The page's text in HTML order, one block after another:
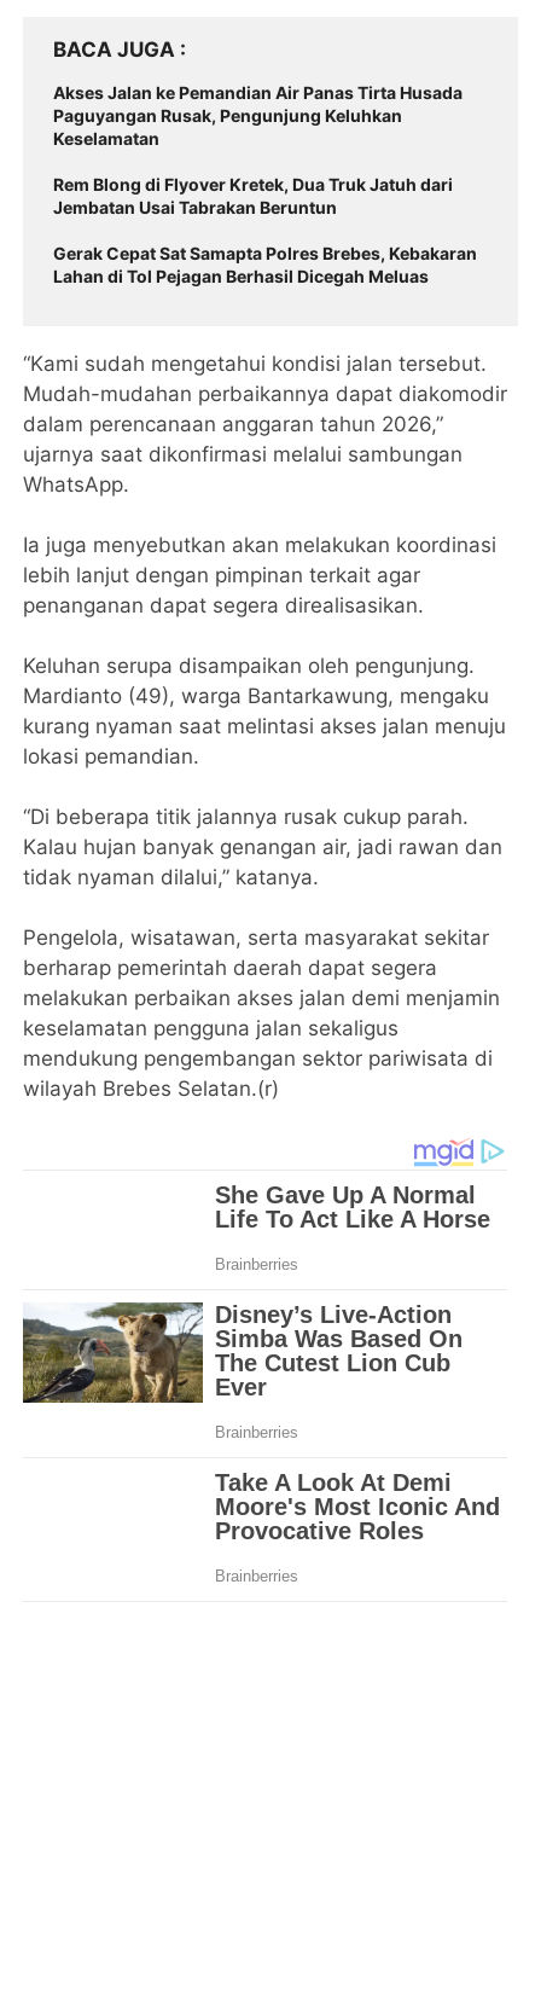
BACA JUGA
Akses Jalan ke Pemandian Air Panas Tirta Husada
Paguyangan Rusak, Pengunjung Keluhkan
Keselamatan
Rem Blong di Flyover Kretek, Dua Truk Jatuh dari
Jembatan Usai Tabrakan Beruntun
Gerak Cepat Sat Samapta Polres Brebes, Kebakaran
Lahan di Tol Pejagan Berhasil Dicegah Meluas
“Kami sudah mengetahui kondisi jalan tersebut.
Mudah-mudahan perbaikannya dapat diakomodir
dalam perencanaan anggaran tahun 2026,”
ujarnya saat dikonfirmasi melalui sambungan
WhatsApp.
Ia juga menyebutkan akan melakukan koordinasi
lebih lanjut dengan pimpinan terkait agar
penanganan dapat segera direalisasikan.
Keluhan serupa disampaikan oleh pengunjung.
Mardianto (49), warga Bantarkawung, mengaku
kurang nyaman saat melintasi akses jalan menuju
lokasi pemandian.
“Di beberapa titik jalannya rusak cukup parah.
Kalau hujan banyak genangan air, jadi rawan dan
tidak nyaman dilalui,” katanya.
Pengelola, wisatawan, serta masyarakat sekitar
berharap pemerintah daerah dapat segera
melakukan perbaikan akses jalan demi menjamin
keselamatan pengguna jalan sekaligus
mendukung pengembangan sektor pariwisata di
wilayah Brebes Selatan.(r)